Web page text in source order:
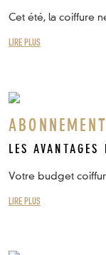
Cet été, la coiffure
LIRE PLUS
ABONNEMENT
LES
Votre budget
LIRE PLUS